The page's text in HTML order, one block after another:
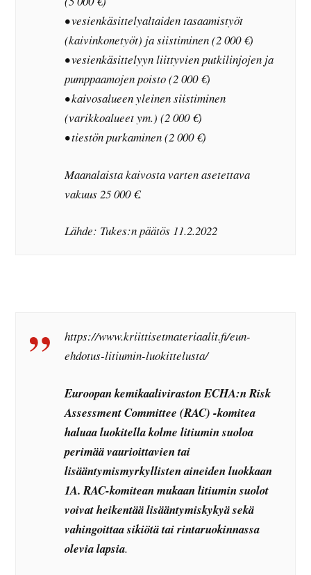
• vesienkäsittelyaltaiden tasaamistyöt
(kaivinkonetyöt) ja siistiminen (2 000 €)
• vesienkäsittelyyn liittyvien putkilinjojen ja
pumppaamojen poisto (2 000 €)
• kaivosalueen yleinen siistiminen
(varikkoalueet ym.) (2 000 €)
• tiestön purkaminen (2 000 €)
Maanalaista kaivosta varten asetettava
vakuus 25 000 €.
Lähde: Tukes:n päätös 11.2.2022
https://www.kriittisetmateriaalit.fi/eun-
ehdotus-litiumin-luokittelusta/
Euroopan kemikaaliviraston ECHA:n Risk
Assessment Committee (RAC) -komitea
haluaa luokitella kolme litiumin suoloa
perimää vaurioittavien tai
lisääntymismyrkyllisten aineiden luokkaan
1A. RAC-komitean mukaan litiumin suolot
voivat heikentää lisääntymiskykyä sekä
vahingoittaa sikiötä tai rintaruokinnassa
olevia lapsia.